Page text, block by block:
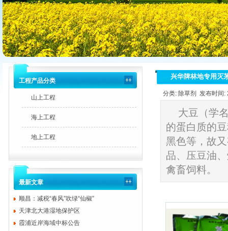
工程产品分类
山上工程
海上工程
地上工程
最新文章
顺昌：减税“春风”吹绿“仙椒”
天津北大港湿地保护区
霞浦近岸海域中标公告
兴华牌林地专用灭
分类: 除草剂 发布时间
大豆（学
的蛋白质的
黑色等，故
品、压豆油
禽畜饲料。